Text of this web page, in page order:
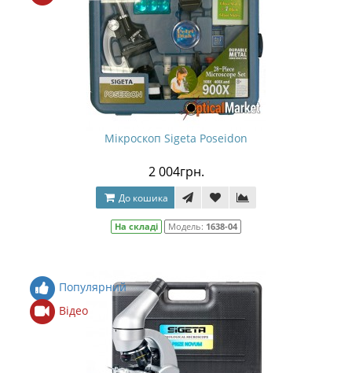
Мікроскоп Sigeta Poseidon
2 004грн.
До кошика
На складі Модель: 1638-04
Популярний
Відео